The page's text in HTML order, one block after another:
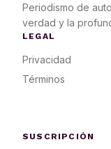
Periodismo de
verdad y la
LEGAL
Privacidad
Términos
SUSCRIPCIÓN